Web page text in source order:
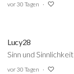
vor 30 Tagen
Lucy28
Sinn und Sinnlichkeit
vor 30 Tagen